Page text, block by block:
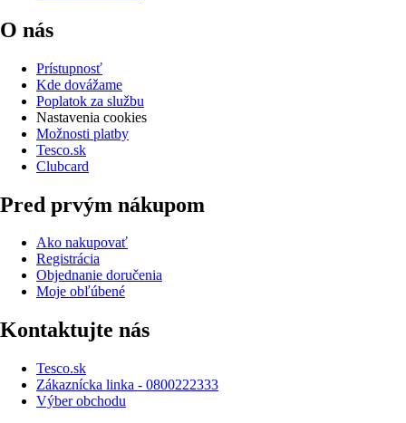
O nás
Prístupnosť
Kde dovážame
Poplatok za službu
Nastavenia cookies
Možnosti platby
Tesco.sk
Clubcard
Pred prvým nákupom
Ako nakupovať
Registrácia
Objednanie doručenia
Moje obľúbené
Kontaktujte nás
Tesco.sk
Zákaznícka linka - 0800222333
Výber obchodu